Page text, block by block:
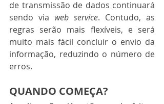
de transmissão de dados continuará
sendo via web service. Contudo, as
regras serão mais flexíveis, e será
muito mais fácil concluir o envio da
informação, reduzindo o número de
erros.
QUANDO COMEÇA?